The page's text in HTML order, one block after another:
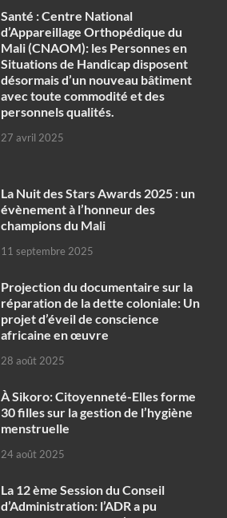
Santé : Centre National
d’Appareillage Orthopédique du
Mali (CNAOM): les Personnes en
Situations de Handicap disposent
désormais d’un nouveau bâtiment
avec toute commodité et des
personnels qualités.
27 avril 2025
‎La Nuit des Stars Awards 2025 : un
évènement à l’honneur des
champions du Mali
11 septembre 2025
Projection du documentaire sur la
réparation de la dette coloniale: Un
projet d’éveil de conscience
africaine en œuvre‎
28 août 2025
À Sikoro: Citoyenneté-Elles forme
30 filles sur la gestion de l’hygiène
menstruelle
24 août 2025
La 12 ème Session du Conseil
d’Administration: l’ADR a pu